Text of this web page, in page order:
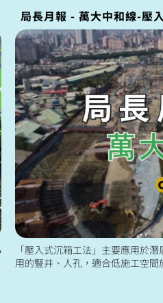
局長月報 - 萬大中和線-壓
「壓入式沉箱工法」主要應用於
用的豎井、人孔，適合低施工空間